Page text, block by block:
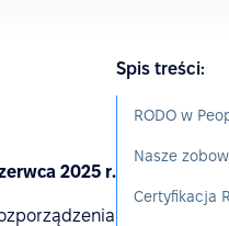
2025 r.
Spis treści:
RODO w
Nasze
Certyfikacja